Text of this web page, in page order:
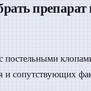
препарат
и сопутствующих